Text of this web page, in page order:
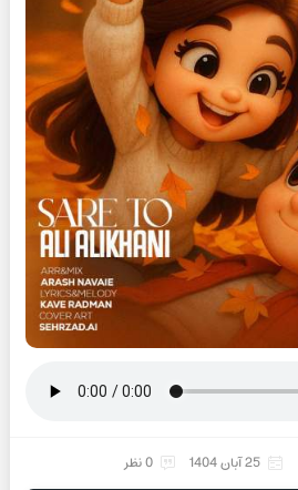
25 آبان 1404 0 نظر